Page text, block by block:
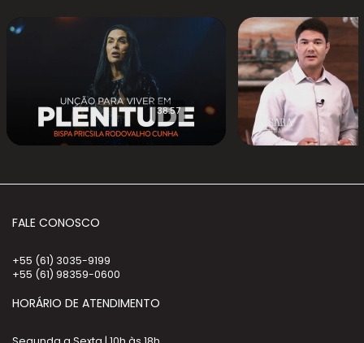
38:57
FALE CONOSCO
+55 (61) 3035-9199
+55 (61) 98359-0600
HORÁRIO DE ATENDIMENTO